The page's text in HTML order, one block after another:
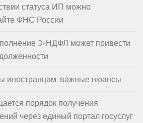
статуса ИП можно
ФНС России
3-НДФЛ может привести
иностранцам: важные нюансы
порядок получения
через единый портал госуслуг